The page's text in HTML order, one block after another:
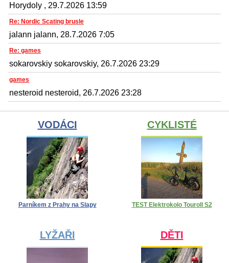
Horydoly , 29.7.2026 13:59
Re: Nordic Scating brusle
jalann jalann, 28.7.2026 7:05
Re: games
sokarovskiy sokarovskiy, 26.7.2026 23:29
games
nesteroid nesteroid, 26.7.2026 23:28
VODÁCI
Parníkem z Prahy na Slapy
CYKLISTÉ
TEST Elektrokolo Touroll S2
LYŽAŘI DĚTI